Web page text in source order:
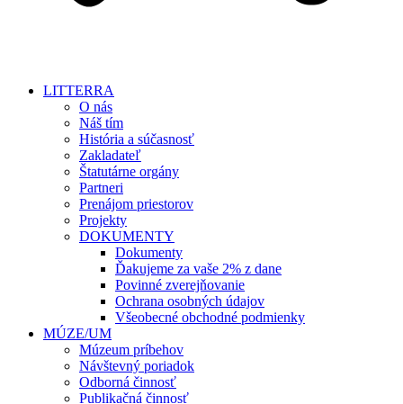
LITTERRA
O nás
Náš tím
História a súčasnosť
Zakladateľ
Štatutárne orgány
Partneri
Prenájom priestorov
Projekty
DOKUMENTY
Dokumenty
Ďakujeme za vaše 2% z dane
Povinné zverejňovanie
Ochrana osobných údajov
Všeobecné obchodné podmienky
MÚZE/UM
Múzeum príbehov
Návštevný poriadok
Odborná činnosť
Publikačná činnosť